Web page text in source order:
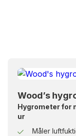
Wood’s
Hygrometer for
ur
Måler